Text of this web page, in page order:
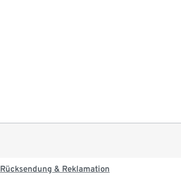
Rücksendung & Reklamation